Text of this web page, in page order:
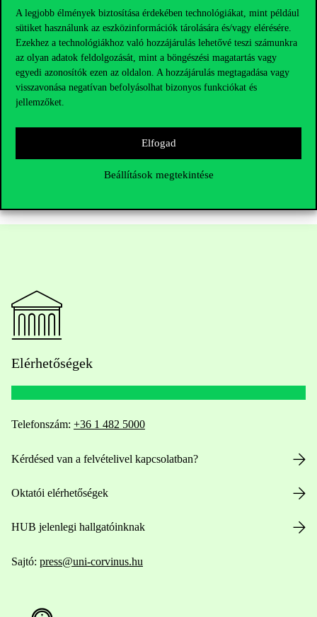
A legjobb élmények biztosítása érdekében technológiákat, mint például
sütiket használunk az eszközinformációk tárolására és/vagy elérésére.
Ezekhez a technológiákhoz való hozzájárulás lehetővé teszi számunkra
az olyan adatok feldolgozását, mint a böngészési magatartás vagy
egyedi azonosítók ezen az oldalon. A hozzájárulás megtagadása vagy
visszavonása negatívan befolyásolhat bizonyos funkciókat és
jellemzőket.
Elfogad
Beállítások megtekintése
Az elmúlt évtizedben a társadalom- és viselkedéstudományokban
jelentős reformok indultak annak érdekében, hogy a kutatás
átláthatóbb, reprodukálhatóbb és megbízhatóbb legyen. Az
előzetes regisztráció, a regisztrált tanulmányok, a replikációs
vizsgálatok és az elemzések reprodukálhatóságának ellenőrzése
mind azt szolgálják, hogy csökkenjen a véletlen találatok és a
torzított eredmények aránya.
A tanulmányról és annak tágabb összefüggéseiről a Nature
KÉP: a Nature online címlapképe 2026. április 1-jén
Elérhetőségek
Telefonszám: +36 1 482 5000
Kérdésed van a felvételivel kapcsolatban?
Oktatói elérhetőségek
HUB jelenlegi hallgatóinknak
Sajtó: press@uni-corvinus.hu